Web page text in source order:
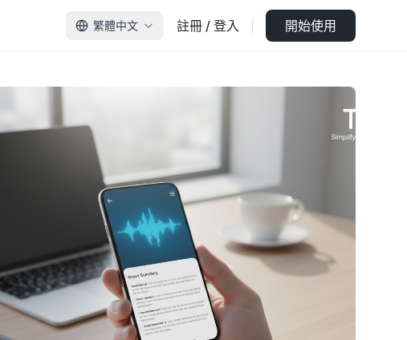
繁體中文 註冊 / 登入 開始使用